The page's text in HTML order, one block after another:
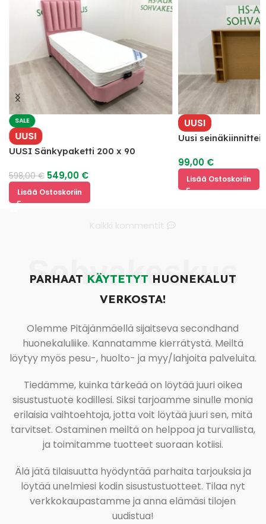
SALE
UUSI
UUSI Sänkypaketti 200 x 90
598,00€ 549,00 €
Lisää Ostoskoriin
UUSI
Uusi
99,00 €
Lisää Ostoskoriin
Sohvakeskus
PARHAAT KÄYTETYT HUONEKALUT
VERKOSTA!
Olemme Pitäjänmäellä sijaitseva secondhand
huonekaluliike. Kannatamme kierrätystä. Meiltä
löytyy myös pesu-, huolto- ja myy/lahjoita palveluita.
Tiedämme, kuinka tärkeää on löytää juuri oikea
sisustustuote kodillesi. Siksi tarjoamme sinulle monia
erilaisia vaihtoehtoja, jotta voit löytää juuri sen, mitä
tarvitset. Ostaminen meiltä on helppoa ja turvallista,
ja toimitamme tuotteet suoraan kotiisi.
Älä jätä tilaisuutta hyödyntää parhaita tarjouksia ja
löytää unelmiesi kodin sisustustuotteet. Tilaa nyt
verkkokaupastamme ja anna elämäsi tilojen
uudistua!